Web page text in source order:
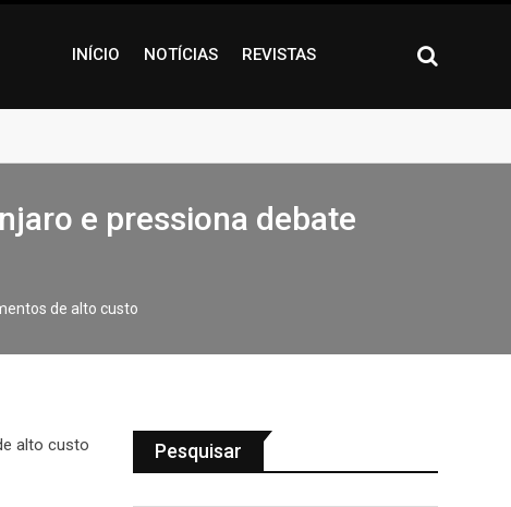
INÍCIO NOTÍCIAS REVISTAS
e pressiona debate
de alto custo
Pesquisar